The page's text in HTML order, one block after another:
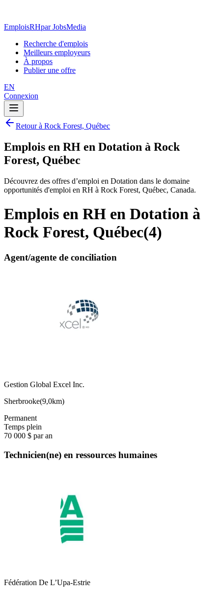
EmploisRHpar JobsMedia
Recherche d'emplois
Meilleurs employeurs
À propos
Publier une offre
EN
Connexion
Retour à Rock Forest, Québec
Emplois en RH en Dotation à Rock
Forest, Québec
Découvrez des offres d’emploi en Dotation dans le domaine
opportunités d'emploi en RH à Rock Forest, Québec, Canada.
Emplois en RH en Dotation à
Rock Forest, Québec(4)
Agent/agente de conciliation
Gestion Global Excel Inc.
Sherbrooke(9,0km)
Permanent
Temps plein
70 000 $ par an
Technicien(ne) en ressources humaines
Fédération De L’Upa-Estrie